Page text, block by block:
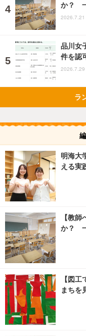
か？
2026.7.21
品川女
件を認
2026.7.29
ラ
明海大
える実
【教
か？
【図
まちを